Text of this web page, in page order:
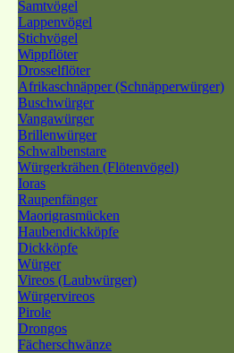
Samtvögel
Lappenvögel
Stichvögel
Wippflöter
Drosselflöter
Afrikaschnäpper (Schnäpperwürger)
Buschwürger
Vangawürger
Brillenwürger
Schwalbenstare
Würgerkrähen (Flötenvögel)
Ioras
Raupenfänger
Maorigrasmücken
Haubendickköpfe
Dickköpfe
Würger
Vireos (Laubwürger)
Würgervireos
Pirole
Drongos
Fächerschwänze